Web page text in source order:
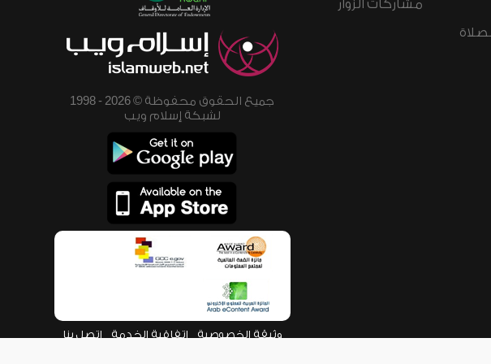
مشاركات الزوار
جميع الحقوق محفوظة © 2026 - 1998
لشبكة إسلام ويب
وثيقة الخصوصية اتفاقية الخدمة اتصل بنا